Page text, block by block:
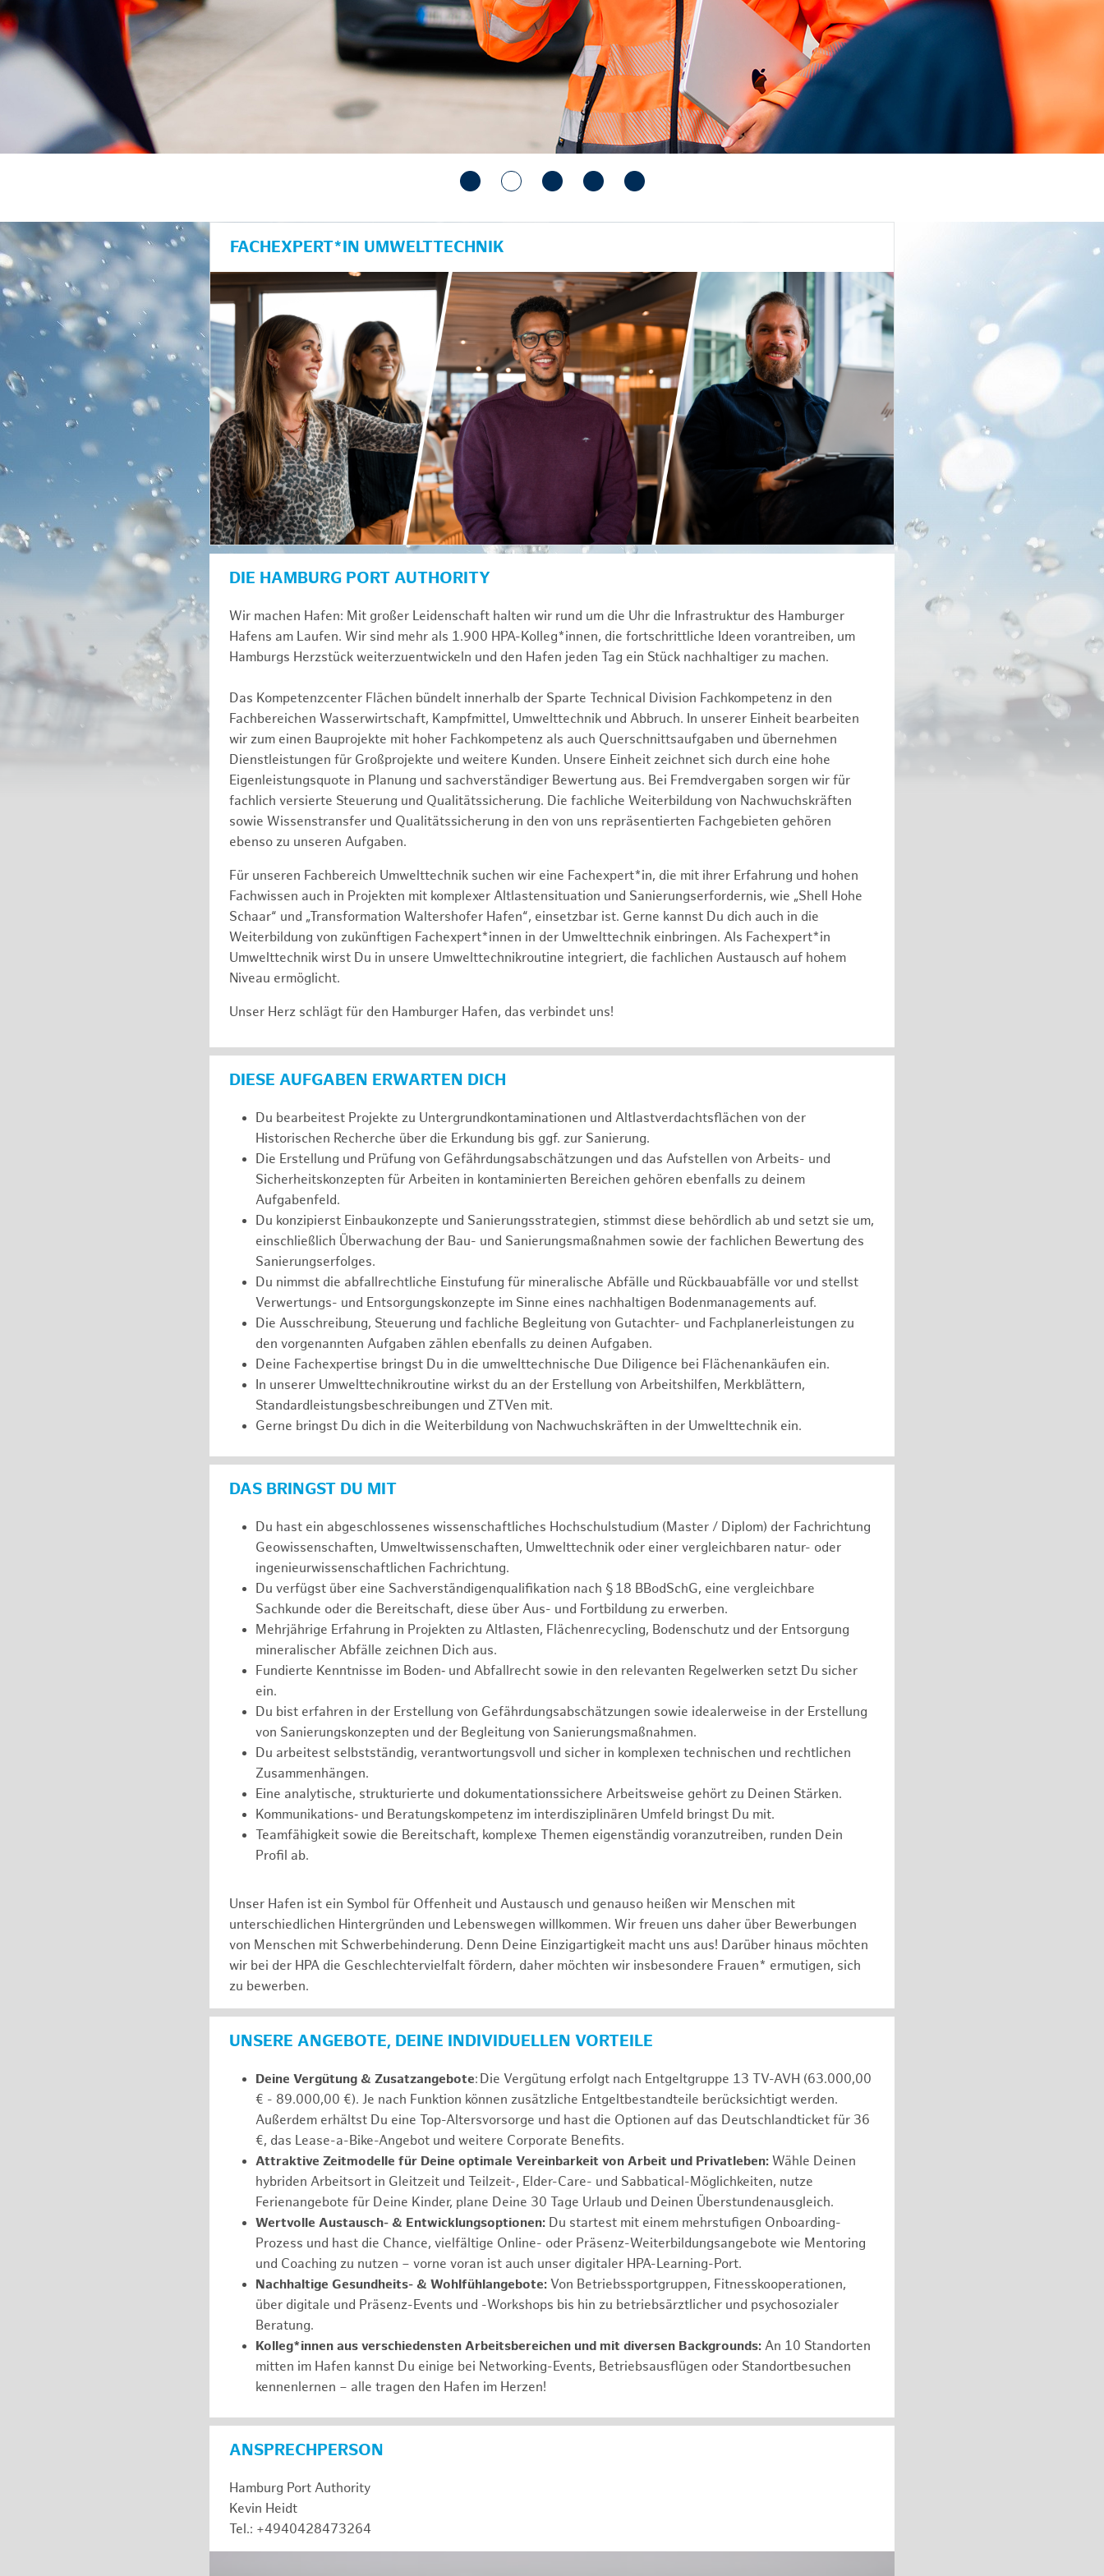
anzeigen/schließen
FACHEXPERT*IN UMWELTTECHNIK
DIE HAMBURG PORT AUTHORITY
Wir machen Hafen: Mit großer Leidenschaft halten wir rund um die Uhr die Infrastruktur des Hamburger
Hafens am Laufen. Wir sind mehr als 1.900 HPA-Kolleg*innen, die fortschrittliche Ideen vorantreiben, um
Hamburgs Herzstück weiterzuentwickeln und den Hafen jeden Tag ein Stück nachhaltiger zu machen.
Das Kompetenzcenter Flächen bündelt innerhalb der Sparte Technical Division Fachkompetenz in den
Fachbereichen Wasserwirtschaft, Kampfmittel, Umwelttechnik und Abbruch. In unserer Einheit bearbeiten
wir zum einen Bauprojekte mit hoher Fachkompetenz als auch Querschnittsaufgaben und übernehmen
Dienstleistungen für Großprojekte und weitere Kunden. Unsere Einheit zeichnet sich durch eine hohe
Eigenleistungsquote in Planung und sachverständiger Bewertung aus. Bei Fremdvergaben sorgen wir für
fachlich versierte Steuerung und Qualitätssicherung. Die fachliche Weiterbildung von Nachwuchskräften
sowie Wissenstransfer und Qualitätssicherung in den von uns repräsentierten Fachgebieten gehören
ebenso zu unseren Aufgaben.
Für unseren Fachbereich Umwelttechnik suchen wir eine Fachexpert*in, die mit ihrer Erfahrung und hohen
Fachwissen auch in Projekten mit komplexer Altlastensituation und Sanierungserfordernis, wie „Shell Hohe
Schaar“ und „Transformation Waltershofer Hafen“, einsetzbar ist. Gerne kannst Du dich auch in die
Weiterbildung von zukünftigen Fachexpert*innen in der Umwelttechnik einbringen. Als Fachexpert*in
Umwelttechnik wirst Du in unsere Umwelttechnikroutine integriert, die fachlichen Austausch auf hohem
Niveau ermöglicht.
Unser Herz schlägt für den Hamburger Hafen, das verbindet uns!
DIESE AUFGABEN ERWARTEN DICH
Du bearbeitest Projekte zu Untergrundkontaminationen und Altlastverdachtsflächen von der
Historischen Recherche über die Erkundung bis ggf. zur Sanierung.
Die Erstellung und Prüfung von Gefährdungsabschätzungen und das Aufstellen von Arbeits- und
Sicherheitskonzepten für Arbeiten in kontaminierten Bereichen gehören ebenfalls zu deinem
Aufgabenfeld.
Du konzipierst Einbaukonzepte und Sanierungsstrategien, stimmst diese behördlich ab und setzt sie um,
einschließlich Überwachung der Bau- und Sanierungsmaßnahmen sowie der fachlichen Bewertung des
Sanierungserfolges.
Du nimmst die abfallrechtliche Einstufung für mineralische Abfälle und Rückbauabfälle vor und stellst
Verwertungs- und Entsorgungskonzepte im Sinne eines nachhaltigen Bodenmanagements auf.
Die Ausschreibung, Steuerung und fachliche Begleitung von Gutachter- und Fachplanerleistungen zu
den vorgenannten Aufgaben zählen ebenfalls zu deinen Aufgaben.
Deine Fachexpertise bringst Du in die umwelttechnische Due Diligence bei Flächenankäufen ein.
In unserer Umwelttechnikroutine wirkst du an der Erstellung von Arbeitshilfen, Merkblättern,
Standardleistungsbeschreibungen und ZTVen mit.
Gerne bringst Du dich in die Weiterbildung von Nachwuchskräften in der Umwelttechnik ein.
DAS BRINGST DU MIT
Du hast ein abgeschlossenes wissenschaftliches Hochschulstudium (Master / Diplom) der Fachrichtung
Geowissenschaften, Umweltwissenschaften, Umwelttechnik oder einer vergleichbaren natur- oder
ingenieurwissenschaftlichen Fachrichtung.
Du verfügst über eine Sachverständigenqualifikation nach § 18 BBodSchG, eine vergleichbare
Sachkunde oder die Bereitschaft, diese über Aus- und Fortbildung zu erwerben.
Mehrjährige Erfahrung in Projekten zu Altlasten, Flächenrecycling, Bodenschutz und der Entsorgung
mineralischer Abfälle zeichnen Dich aus.
Fundierte Kenntnisse im Boden‑ und Abfallrecht sowie in den relevanten Regelwerken setzt Du sicher
ein.
Du bist erfahren in der Erstellung von Gefährdungsabschätzungen sowie idealerweise in der Erstellung
von Sanierungskonzepten und der Begleitung von Sanierungsmaßnahmen.
Du arbeitest selbstständig, verantwortungsvoll und sicher in komplexen technischen und rechtlichen
Zusammenhängen.
Eine analytische, strukturierte und dokumentationssichere Arbeitsweise gehört zu Deinen Stärken.
Kommunikations‑ und Beratungskompetenz im interdisziplinären Umfeld bringst Du mit.
Teamfähigkeit sowie die Bereitschaft, komplexe Themen eigenständig voranzutreiben, runden Dein
Profil ab.
Unser Hafen ist ein Symbol für Offenheit und Austausch und genauso heißen wir Menschen mit
unterschiedlichen Hintergründen und Lebenswegen willkommen. Wir freuen uns daher über Bewerbungen
von Menschen mit Schwerbehinderung. Denn Deine Einzigartigkeit macht uns aus! Darüber hinaus möchten
wir bei der HPA die Geschlechtervielfalt fördern, daher möchten wir insbesondere Frauen* ermutigen, sich
zu bewerben.
UNSERE ANGEBOTE, DEINE INDIVIDUELLEN VORTEILE
Deine Vergütung & Zusatzangebote: Die Vergütung erfolgt nach Entgeltgruppe 13 TV-AVH (63.000,00
€ - 89.000,00 €). Je nach Funktion können zusätzliche Entgeltbestandteile berücksichtigt werden.
Außerdem erhältst Du eine Top-Altersvorsorge und hast die Optionen auf das Deutschlandticket für 36
€, das Lease-a-Bike-Angebot und weitere Corporate Benefits.
Attraktive Zeitmodelle für Deine optimale Vereinbarkeit von Arbeit und Privatleben: Wähle Deinen
hybriden Arbeitsort in Gleitzeit und Teilzeit-, Elder-Care- und Sabbatical-Möglichkeiten, nutze
Ferienangebote für Deine Kinder, plane Deine 30 Tage Urlaub und Deinen Überstundenausgleich.
Wertvolle Austausch- & Entwicklungsoptionen: Du startest mit einem mehrstufigen Onboarding-
Prozess und hast die Chance, vielfältige Online- oder Präsenz-Weiterbildungsangebote wie Mentoring
und Coaching zu nutzen – vorne voran ist auch unser digitaler HPA-Learning-Port.
Nachhaltige Gesundheits- & Wohlfühlangebote: Von Betriebssportgruppen, Fitnesskooperationen,
über digitale und Präsenz-Events und -Workshops bis hin zu betriebsärztlicher und psychosozialer
Beratung.
Kolleg*innen aus verschiedensten Arbeitsbereichen und mit diversen Backgrounds: An 10 Standorten
mitten im Hafen kannst Du einige bei Networking-Events, Betriebsausflügen oder Standortbesuchen
kennenlernen – alle tragen den Hafen im Herzen!
ANSPRECHPERSON
Hamburg Port Authority
Kevin Heidt
Tel.: +4940428473264